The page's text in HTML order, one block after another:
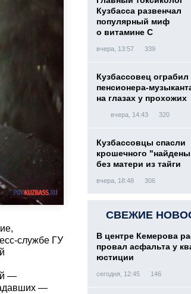
службе ГУ
—
—
Кузбасса развенчал
популярный миф
о витамине С
вчера, 13:57 339
Кузбассовец ограбил
пенсионера-
на глазах у прохожих
вчера, 14:43 320
Кузбассовцы спасли
крошечного
без матери из тайги
вчера, 18:48 306
СВЕЖИЕ
В центре Кемерова
провал асфальта у
юстиции
сегодня, 12:45 146